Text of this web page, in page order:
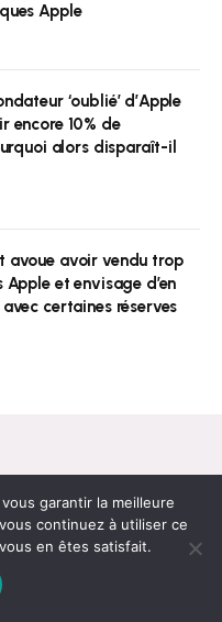
Apple
‘oublié’ d’Apple
encore 10% de
alors disparaît-il
avoue avoir vendu trop
et envisage d’en
certaines réserves
nouvelles !
garantir la meilleure
continuez à utiliser ce
en êtes satisfait.